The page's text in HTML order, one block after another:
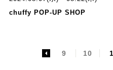
chuffy POP-UP SHOP
9 10